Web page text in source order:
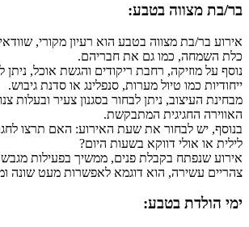
בר/בת מצווה בטבע:
אירוע בר/בת מצווה בטבע הוא רעיון מקורי,
כלת השמחה, כמו גם את חבריהם.
נוסף על מוזיקה, רחבת ריקודים והגשת אוכל, ניתן
ייחודיות כמו טיול מערות, סנפלינג או סדנת גיבוש.
מבחינת העיצוב, ניתן לבחור בסגנון צעיר ובעלות
האווירה החגיגית המתבקשת.
בנוסף, יש לבחור את שעת האירוע: האם תרצו
לילית או אולי דווקא בשעות היום?
אירוע שנפתח בקבלת פנים, ממשיך בפעילות
צהריים עשירה, הוא דוגמא לאפשרות מעט שונה
ימי הולדת בטבע: